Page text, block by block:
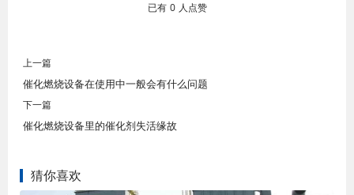
已有 0 人点赞
上一篇
催化燃烧设备在使用中一般会有什么问题
下一篇
催化燃烧设备里的催化剂失活缘故
猜你喜欢